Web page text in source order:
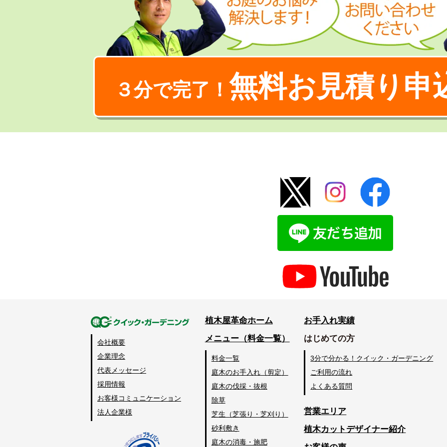
３分で完了！ 無料お見積り申
会社概要
企業理念
代表メッセージ
採用情報
お客様コミュニケーション
法人企業様
植木屋革命ホーム
メニュー（料金一覧）
料金一覧
庭木のお手入れ（剪定）
庭木の伐採・抜根
除草
芝生（芝張り・芝刈り）
砂利敷き
庭木の消毒・施肥
お手入れ実績
はじめての方
3分で分かる！クイック・ガーデニング
ご利用の流れ
よくある質問
営業エリア
植木カットデザイナー紹介